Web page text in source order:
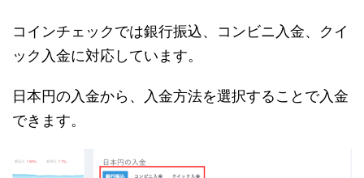
コインチェックでは銀行振込、コンビニ入金、クイ
ック入金に対応しています。
日本円の入金から、入金方法を選択することで入金
できます。